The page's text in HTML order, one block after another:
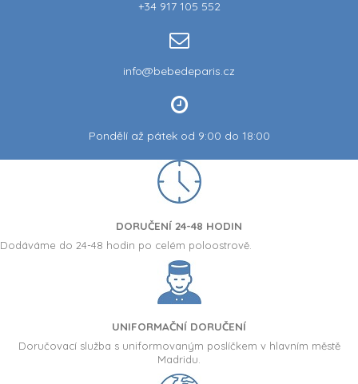
+34 917 105 552
info@bebedeparis.cz
Pondělí až pátek od 9:00 do 18:00
DORUČENÍ 24-48 HODIN
Dodáváme do 24-48 hodin po celém poloostrově.
UNIFORMAČNÍ DORUČENÍ
Doručovací služba s uniformovaným poslíčkem v hlavním městě
Madridu.